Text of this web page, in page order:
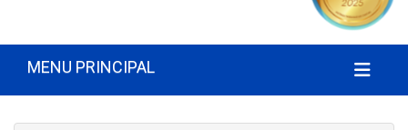
MENU PRINCIPAL